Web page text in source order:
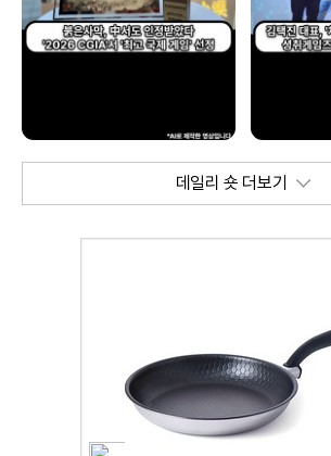
데일리 숏 더보기